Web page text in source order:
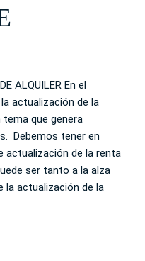
ALQUILER En el
actualización de la
tema que genera
Debemos tener en
actualización de la renta
ser tanto a la alza
la actualización de la